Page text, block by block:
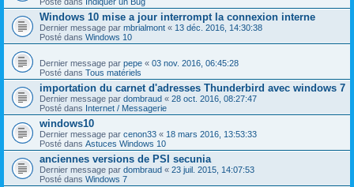
Windows 10 mise a jour interrompt la connexion interne
Dernier message par mbrialmont « 13 déc. 2016, 14:30:38
Posté dans Windows 10
Dernier message par pepe « 03 nov. 2016, 06:45:28
Posté dans Tous matériels
importation du carnet d'adresses Thunderbird avec windows 7
Dernier message par dombraud « 28 oct. 2016, 08:27:47
Posté dans Internet / Messagerie
windows10
Dernier message par cenon33 « 18 mars 2016, 13:53:33
Posté dans Astuces Windows 10
anciennes versions de PSI secunia
Dernier message par dombraud « 23 juil. 2015, 14:07:53
Posté dans Windows 7